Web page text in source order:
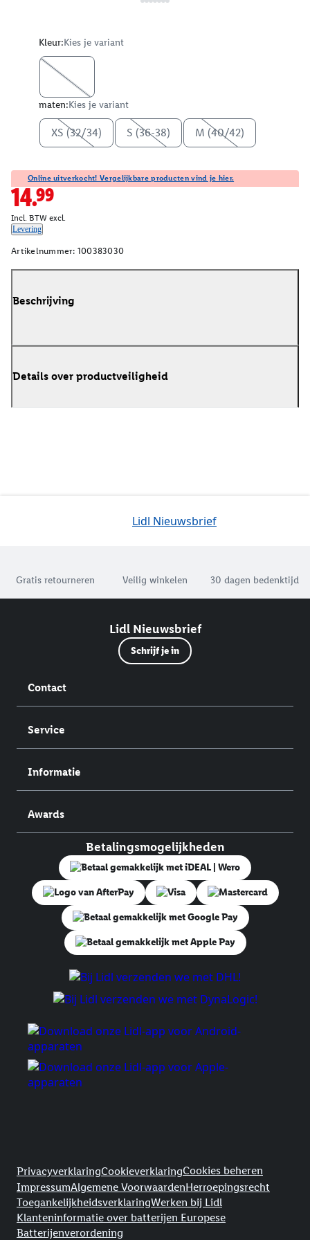
Kleur:Kies je variant
maten:Kies je variant
XS (32/34) S (36-38) M (40/42)
Online uitverkocht! Vergelijkbare producten vind je hier.
14.99
Incl. BTW excl.
Levering
Artikelnummer: 100383030
Beschrijving
Details over productveiligheid
Lidl Nieuwsbrief
Gratis retourneren Veilig winkelen 30 dagen bedenktijd
Lidl Nieuwsbrief
Schrijf je in
Contact
Service
Informatie
Awards
Betalingsmogelijkheden
PrivacyverklaringCookieverklaringCookies beheren
ImpressumAlgemene VoorwaardenHerroepingsrecht
ToegankelijkheidsverklaringWerken bij Lidl
Klanteninformatie over batterijen Europese
Batterijenverordening